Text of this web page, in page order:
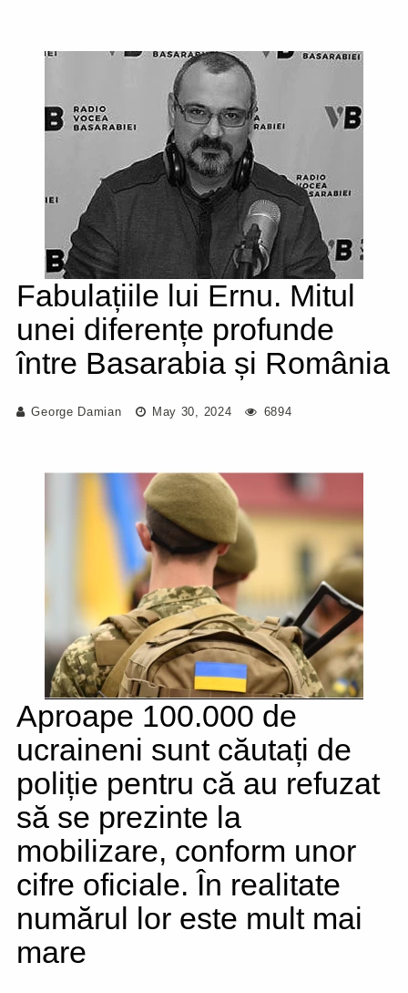
Fabulațiile lui Ernu. Mitul
unei diferențe profunde
între Basarabia și România
George Damian May 30, 2024 6894
Aproape 100.000 de
ucraineni sunt căutați de
poliție pentru că au refuzat
să se prezinte la
mobilizare, conform unor
cifre oficiale. În realitate
numărul lor este mult mai
mare